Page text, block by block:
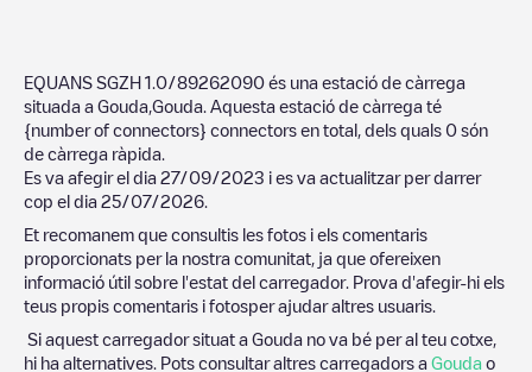
EQUANS SGZH 1.0/89262090 és una estació de càrrega
situada a Gouda Gouda . Aquesta estació de càrrega té
{number of connectors} connectors en total, dels quals 0 són
de càrrega ràpida.
Es va afegir el dia 27/09/2023 i es va actualitzar per darrer
cop el dia 25/07/2026
Et recomanem que consultis les fotos i els comentaris
proporcionats per la nostra comunitat, ja que ofereixen
informació útil sobre l'estat del carregador. Prova d'afegir-hi els
teus propis comentaris i fotosper ajudar altres usuaris.
Si aquest carregador situat a Gouda no va bé per al teu cotxe,
hi ha alternatives. Pots consultar altres carregadors a Gouda o